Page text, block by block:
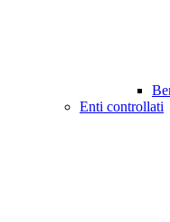
Enti controllati